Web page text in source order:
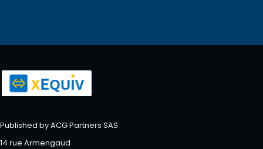
Published by ACG Partners SAS
14 rue Armengaud